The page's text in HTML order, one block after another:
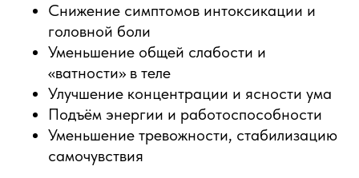
Снижение симптомов интоксикации и
головной боли
Уменьшение общей слабости и
«ватности» в теле
Улучшение концентрации и ясности ума
Подъём энергии и работоспособности
Уменьшение тревожности, стабилизацию
самочувствия